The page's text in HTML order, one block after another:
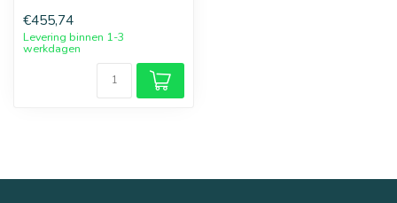
€455,74
Levering binnen 1-3
werkdagen